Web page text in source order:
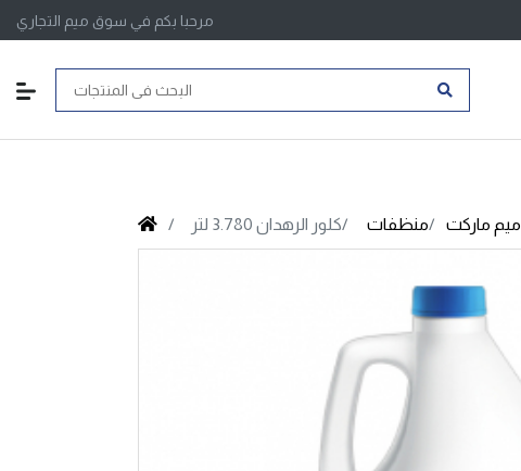
مرحبا بكم في سوق ميم التجاري
ميم ماركت منظفات كلور الرهدان 3.780 لتر